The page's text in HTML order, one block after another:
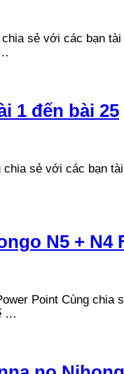
sẻ với các bạn
1 đến bài 25
sẻ với các bạn
N5 + N4
Point Cùng
…